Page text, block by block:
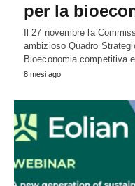
per la
Il 27 novembre la
ambizioso Quadro
Bioeconomia competitiva
8 mesi ago